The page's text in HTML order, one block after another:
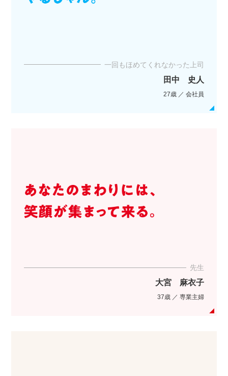
一回もほめてくれなかった上司
田中 史人
27歳 ／ 会社員
先生
大宮 麻衣子
37歳 ／ 専業主婦